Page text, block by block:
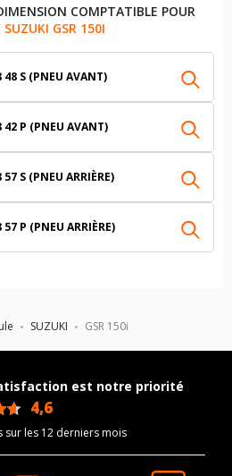
SUZUKI GSR 150i
COMPTATIBLE POUR
SUZUKI GSR 150I
48 S (PNEU AVANT)
42 P (PNEU AVANT)
S (PNEU ARRIÈRE)
P (PNEU ARRIÈRE)
est notre priorité
4,6
sur les 12 derniers mois